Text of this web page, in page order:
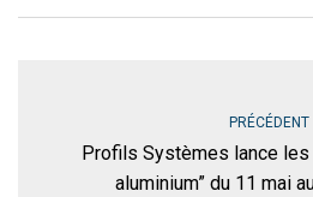
PRÉCÉDENT
Profils Systèmes lance les
aluminium” du 11 mai